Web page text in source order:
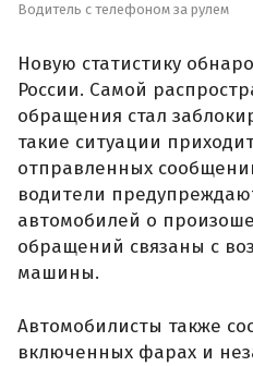
Водитель с телефоном за рулем
Новую статистику
России. Самой
обращения стал
такие ситуации
отправленных
водители
автомобилей о
обращений связаны с
машины.
Автомобилисты также
включенных фарах и